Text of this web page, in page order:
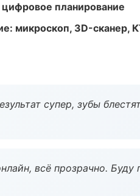
планирование
микроскоп, 3D-сканер,
супер, зубы
всё прозрачно.